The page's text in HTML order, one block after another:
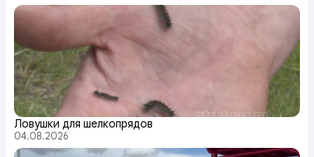
Ловушки для шелкопрядов
04.08.2026